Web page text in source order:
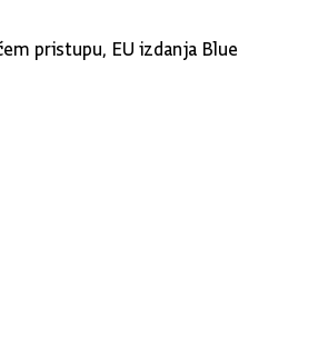
pristupu, EU izdanja Blue